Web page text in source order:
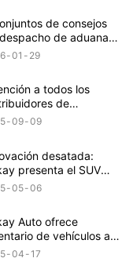
de consejos
de aduana
exportar automóviles
01 29
a todos los
de
líderes en el
09 09
desatada:
presenta el SUV
de Panther 8
05 06
Auto ofrece
de vehículos a
Oriente
04 17